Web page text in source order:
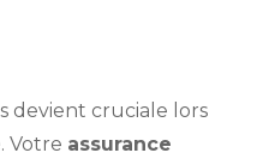
devient cruciale lors
Votre assurance